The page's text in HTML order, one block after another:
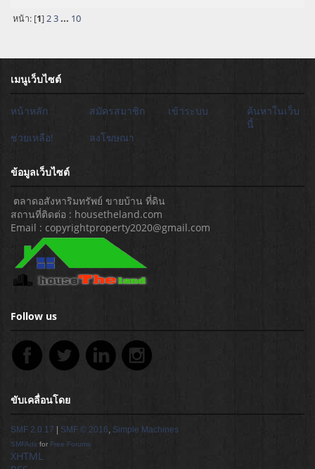
หน้า: [1]2 3 ... 10
เมนูเว็บไซต์
หน้าหลัก สมัครสมาชิก เข้าระบบ
ค้นหาในเว็บ
นี้
ช่วยเหลือ!
ลงโฆษณา
ข้อมูลเว็บไซต์
ตลาดอสังหาริมทรัพย์ ขายบ้าน ที่ดิน
สถานที่ติดต่อ : housetheland.com
Email : copyrightproperty2020@gmail.com
Follow us
ขับเคลื่อนโดย
SMF 2.0.17 SMF © 2016, Simple Machines
SMFAds for Free Forums
XHTML